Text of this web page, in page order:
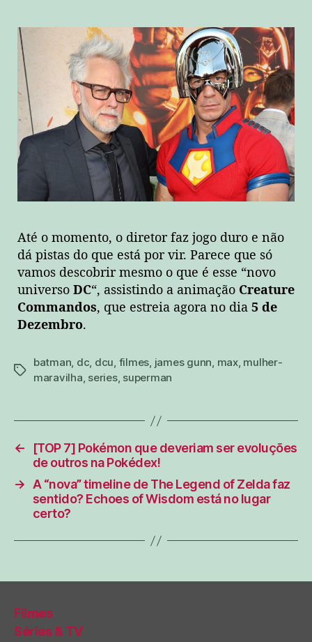
Até o momento, o diretor faz jogo duro e não
dá pistas do que está por vir. Parece que só
vamos descobrir mesmo o que é esse “novo
universo DC“, assistindo a animação Creature
Commandos, que estreia agora no dia 5 de
Dezembro.
tags
batman, dc, dcu, filmes, james gunn, max, mulher-
maravilha, series, superman
←
[TOP 7] Pokémon que deveriam ser evoluções
de outros na Pokédex!
→
A “nova” timeline de The Legend of Zelda faz
sentido? Echoes of Wisdom está no lugar
certo?
Filmes
Séries & TV